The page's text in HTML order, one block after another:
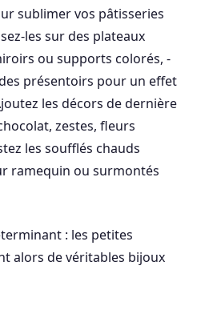
sublimer vos pâtisseries
les sur des plateaux
ou supports colorés, -
présentoirs pour un effet
les décors de dernière
zestes, fleurs
les soufflés chauds
ramequin ou surmontés
: les petites
alors de véritables bijoux